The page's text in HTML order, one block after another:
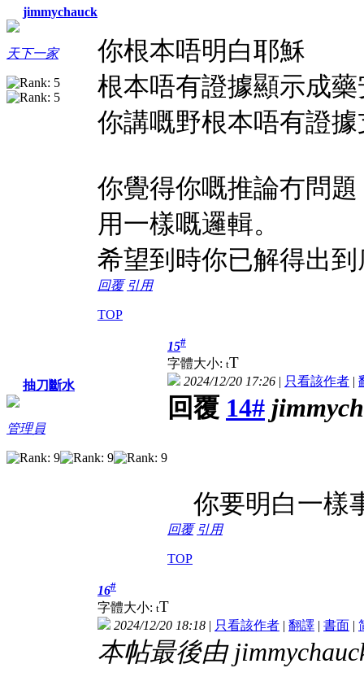
jimmychauck
天下一家
你根本唔明白耶穌
根本唔有證據顯示成藥
你講嘅野根本唔有證據
你覺得你嘅推論冇問
用一樣嘅邏輯。
希望到時你已解得出
回覆 引用
TOP
抽刀斷水
管理員
15#
字體大小: tT
2024/12/20 17:26 | 只看該作者 |
回覆 14#
你要明白一樣
回覆 引用
TOP
16#
字體大小: tT
2024/12/20 18:18 | 只看該作者 | 翻譯 | 書面 |
本帖最後由